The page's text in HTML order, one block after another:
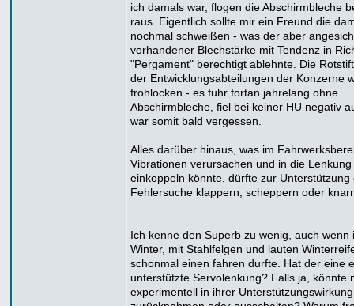
ich damals war, flogen die Abschirmbleche
raus. Eigentlich sollte mir ein Freund die
nochmal schweißen - was der aber
vorhandener Blechstärke mit Tendenz in
"Pergament" berechtigt ablehnte. Die
der Entwicklungsabteilungen der Konzerne
frohlocken - es fuhr fortan jahrelang ohne
Abschirmbleche, fiel bei keiner HU negativ
war somit bald vergessen.
Alles darüber hinaus, was im
Vibrationen verursachen und in die Lenkung
einkoppeln könnte, dürfte zur Unterstützung
Fehlersuche klappern, scheppern oder
Ich kenne den Superb zu wenig, auch wenn
Winter, mit Stahlfelgen und lauten
schonmal einen fahren durfte. Hat der eine
unterstützte Servolenkung? Falls ja, könnte
experimentell in ihrer Unterstützungswirkung